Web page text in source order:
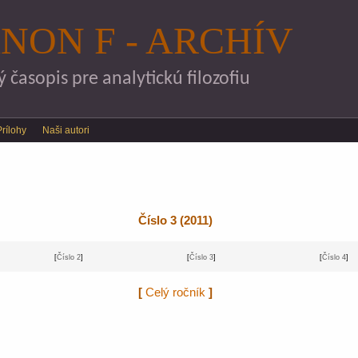
F - ARCHÍV
časopis pre analytickú filozofiu
Naši autori
Číslo 3 (2011)
[Číslo 2] [Číslo 3] [Číslo 4]
[Celý ročník ]